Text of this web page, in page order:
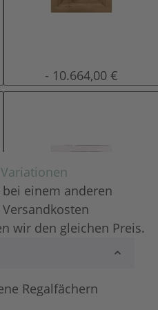
gewachst
- 10.664,00 €
shabby chic /
- 10.478,00 €
einem anderen
wir den gleichen Preis.
Regalfächern